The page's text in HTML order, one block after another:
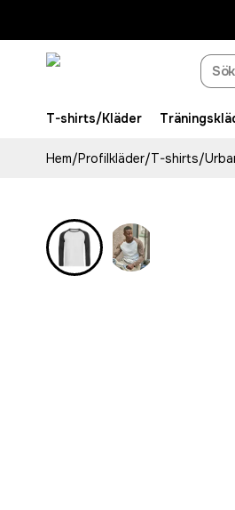
T-shirts/Kläder
Hem/Profilkläder/T-shirts/